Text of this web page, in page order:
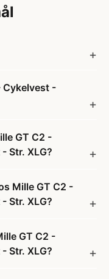
Cykelvest -
GT C2 -
Str. XLG?
Mille GT C2 -
Str. XLG?
GT C2 -
Str. XLG?